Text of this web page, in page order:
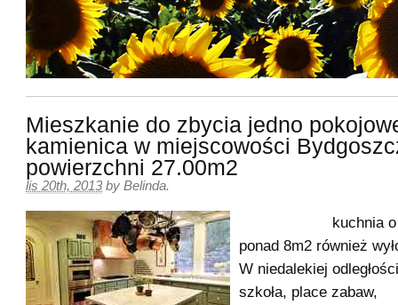
Mieszkanie do zbycia jedno
kamienica w miejscowości
powierzchni 27.00m2
lis 20th, 2013 by Belinda.
kuchnia o
ponad 8m2 również
W niedalekiej
szkoła, place